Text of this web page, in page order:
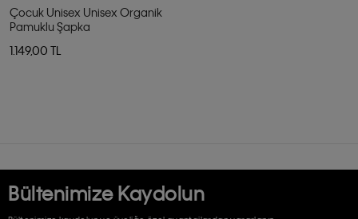
Çocuk Unisex Unisex Organik
Pamuklu Şapka
1.149,00 TL
Bültenimize Kaydolun